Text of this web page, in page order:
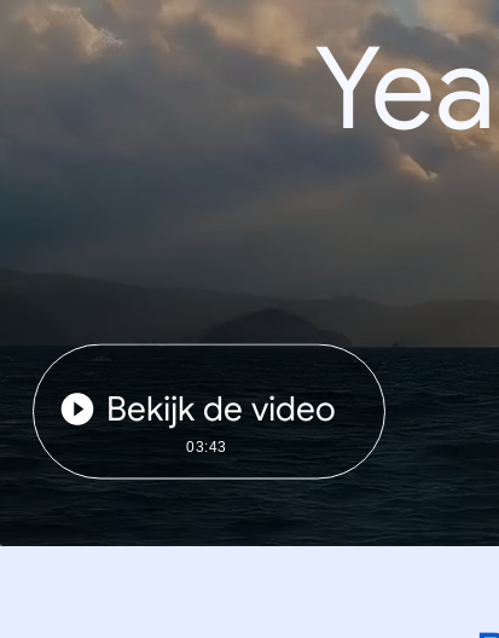
Bekijk de video
03:43